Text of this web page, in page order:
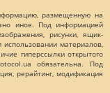
размещенную на
иное. Под информацией
рисунки, ящик-
материалов,
гиперссылки открытого
обязательна. Под
рерайтинг, модификация